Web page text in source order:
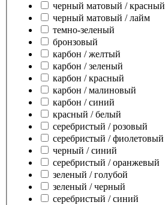
черный матовый / красный
черный матовый / лайм
темно-зеленый
бронзовый
карбон / желтый
карбон / зеленый
карбон / красный
карбон / малиновый
карбон / синий
красный / белый
серебристый / розовый
серебристый / фиолетовый
черный / синий
серебристый / оранжевый
зеленый / голубой
зеленый / черный
серебристый / синий